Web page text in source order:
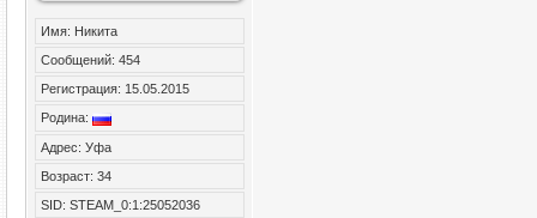
Имя: Никита
Сообщений: 454
Регистрация: 15.05.2015
Родина:
Адрес: Уфа
Возраст: 34
SID: STEAM_0:1:25052036